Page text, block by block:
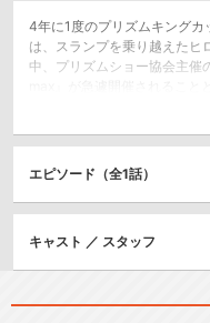
4年に1度のプリズムキング
は、スランプを乗り越えたヒ
中、プリズムショー協会主催
max』が急遽開催されること
ズ、そしてエーデルローズ
そして大会でそれぞれがそ
ュオプリズムショー大会で波
シリーズ／関連のアニメ作品
エピソード（全1話）
キャスト ／ スタッフ